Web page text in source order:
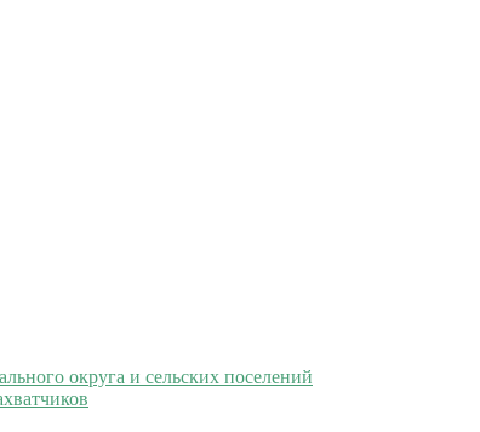
округа и сельских поселений